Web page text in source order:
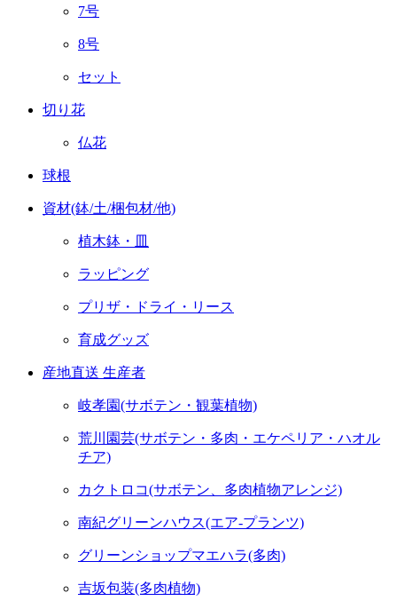
7号
8号
セット
切り花
仏花
球根
資材(鉢/土/梱包材/他)
植木鉢・皿
ラッピング
プリザ・ドライ・リース
育成グッズ
産地直送 生産者
岐孝園(サボテン・観葉植物)
荒川園芸(サボテン・多肉・エケペリア・ハオル
チア)
カクトロコ(サボテン、多肉植物アレンジ)
南紀グリーンハウス(エア-プランツ)
グリーンショップマエハラ(多肉)
吉坂包装(多肉植物)